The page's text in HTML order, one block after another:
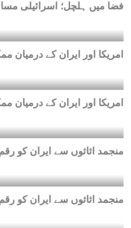
فضا میں ہلچل؛ اسرائیلی
امریکا اور ایران کے درمیان
امریکا اور ایران کے درمیان
منجمد اثاثوں سے ایران کو
منجمد اثاثوں سے ایران کو